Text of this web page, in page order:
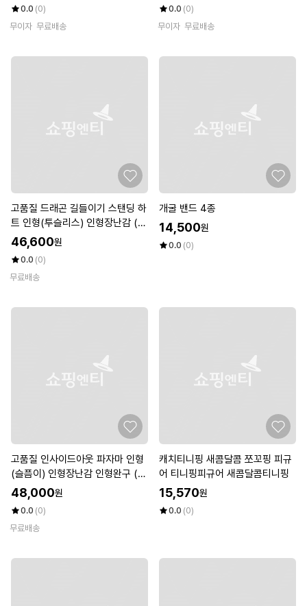
0.0 (0)
무이자 무료배송
0.0 (0)
무이자 무료배송
고품질 드래곤 길들이기 스탠딩 하
트 인형(투슬리스) 인형장난감 (W
FKDRYQ)
46,600원
0.0 (0)
무료배송
개굴 밴드 4종
14,500원
0.0 (0)
고품질 인사이드아웃 파자마 인형
(슬픔이) 인형장난감 인형완구 (W
FKDRWH)
48,000원
0.0 (0)
무료배송
캐치티니핑 새콤달콤 쪼꼬핑 피규
어 티니핑피규어 새콤달콤티니핑
15,570원
0.0 (0)